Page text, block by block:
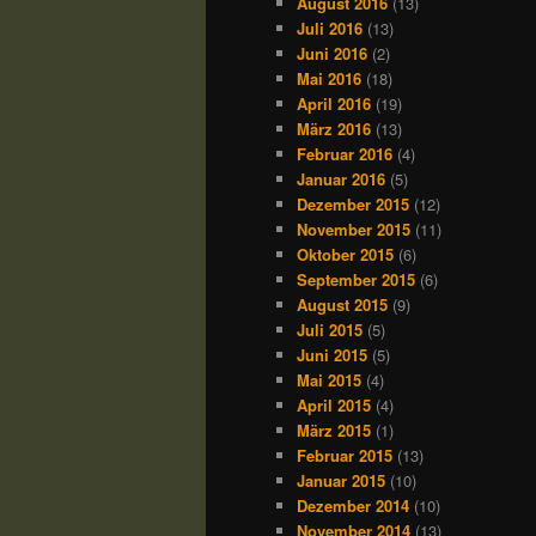
Juli 2016 (13)
Juni 2016 (2)
Mai 2016 (18)
April 2016 (19)
März 2016 (13)
Februar 2016 (4)
Januar 2016 (5)
Dezember 2015 (12)
November 2015 (11)
Oktober 2015 (6)
September 2015 (6)
August 2015 (9)
Juli 2015 (5)
Juni 2015 (5)
Mai 2015 (4)
April 2015 (4)
März 2015 (1)
Februar 2015 (13)
Januar 2015 (10)
Dezember 2014 (10)
November 2014 (13)